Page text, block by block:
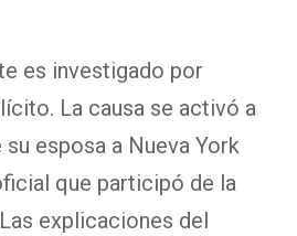
es investigado por
La causa se activó a
esposa a Nueva York
que participó de la
explicaciones del